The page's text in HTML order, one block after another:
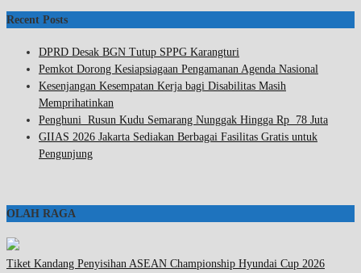
Recent Posts
DPRD Desak BGN Tutup SPPG Karangturi
Pemkot Dorong Kesiapsiagaan Pengamanan Agenda Nasional
Kesenjangan Kesempatan Kerja bagi Disabilitas Masih
Memprihatinkan
Penghuni Rusun Kudu Semarang Nunggak Hingga Rp 78 Juta
GIIAS 2026 Jakarta Sediakan Berbagai Fasilitas Gratis untuk
Pengunjung
OLAH RAGA
Tiket Kandang Penyisihan ASEAN Championship Hyundai Cup 2026